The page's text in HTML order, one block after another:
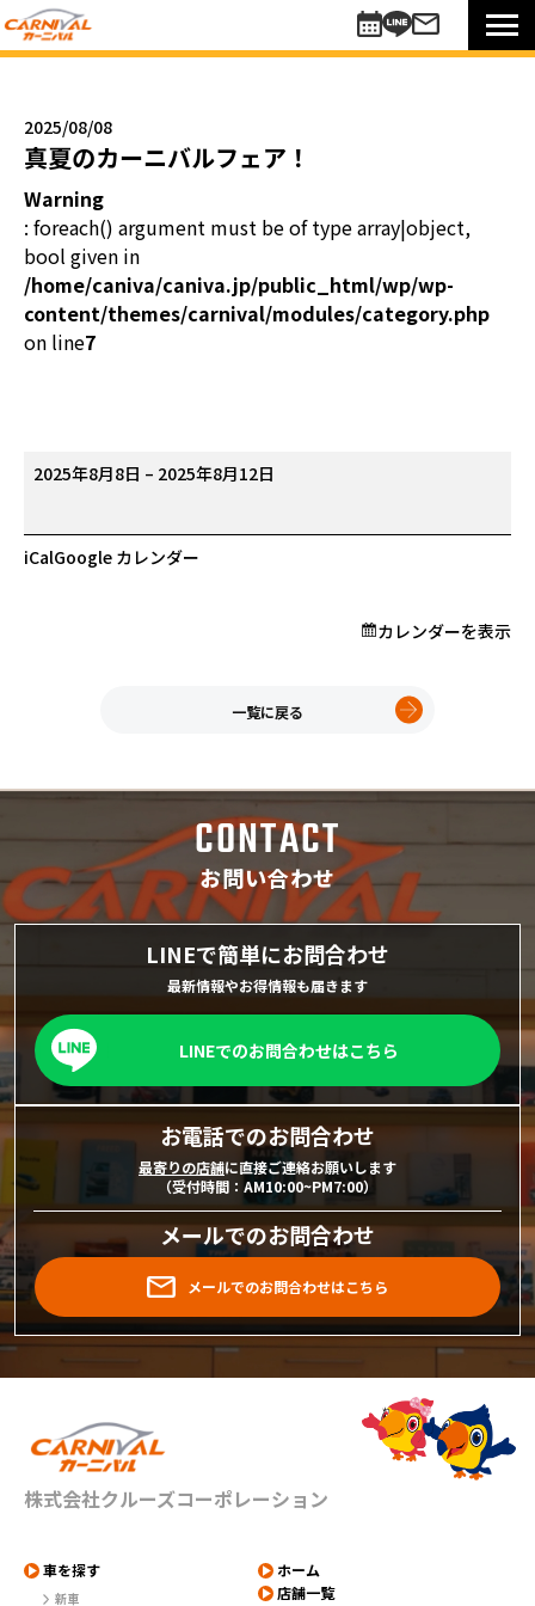
未使用車
中古車
買い方のご提案
コミットワンシステム
アレンジ7
未使用車
リターンカー
自動車保険
プロが教える「お役立ち情報」
RV岩槻店
上尾店
会社案内
採用情報
2025/08/08
真夏のカーニバルフェア！
Warning
: foreach() argument must be of type array|object,
bool given in
/home/caniva/caniva.jp/public_html/wp/wp-
content/themes/carnival/modules/category.php
on line7
真
カ
2025年8月8日 – 2025年8月12日
iCalGoogle カレンダー
カレンダーを表示
一覧に戻る
CONTACT
お問い合わせ
LINEで簡単にお問合わせ
最新情報やお得情報も届きます
LINEでのお問合わせはこちら
お電話でのお問合わせ
最寄りの店舗に直接ご連絡お願いします
（受付時間：AM10:00~PM7:00）
メールでのお問合わせ
メールでのお問合わせはこちら
株式会社クルーズコーポレーション
車を探す
新車
ホーム
店舗一覧